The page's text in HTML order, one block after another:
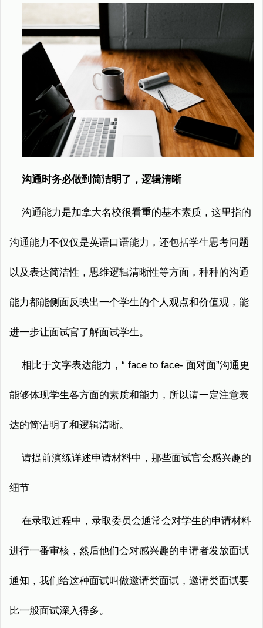
沟通时务必做到简洁明了，逻辑清晰
沟通能力是加拿大名校很看重的基本素质，这里指的
沟通能力不仅仅是英语口语能力，还包括学生思考问题
以及表达简洁性，思维逻辑清晰性等方面，种种的沟通
能力都能侧面反映出一个学生的个人观点和价值观，能
进一步让面试官了解面试学生。
相比于文字表达能力，“ face to face- 面对面”沟通更
能够体现学生各方面的素质和能力，所以请一定注意表
达的简洁明了和逻辑清晰。
请提前演练详述申请材料中，那些面试官会感兴趣的
细节
在录取过程中，录取委员会通常会对学生的申请材料
进行一番审核，然后他们会对感兴趣的申请者发放面试
通知，我们给这种面试叫做邀请类面试，邀请类面试要
比一般面试深入得多。